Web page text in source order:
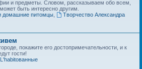
и предметы. Словом, рассказываем обо всем,
быть интересно другим.
домашние питомцы,
Творчество Александра
покажите его достопримечательности, и к
гости!